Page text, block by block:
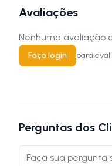
Avaliações
Nenhuma avaliação
Faça login para
Perguntas dos